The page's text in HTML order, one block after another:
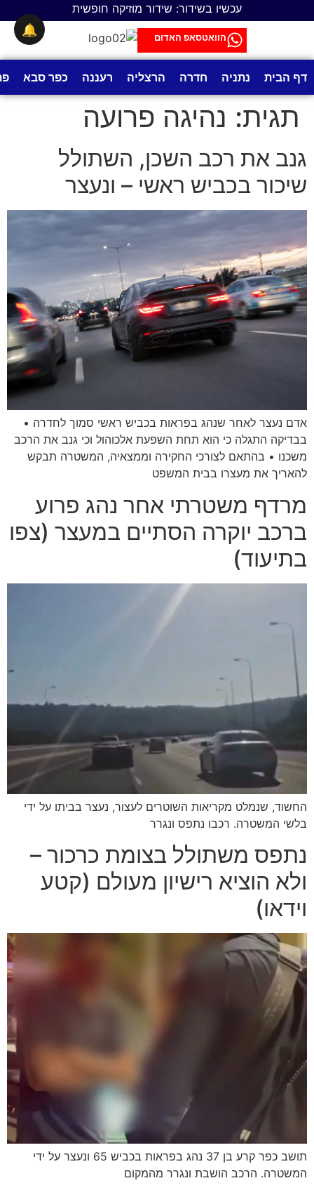
עכשיו בשידור: שידור מוזיקה חופשית
הוואטסאפ האדום
דף הבית נתניה חדרה הרצליה רעננה כפר סבא
תגית: נהיגה פרועה
גנב את רכב השכן, השתולל
שיכור בכביש ראשי – ונעצר
אדם נעצר לאחר שנהג בפראות בכביש ראשי סמוך לחדרה •
בבדיקה התגלה כי הוא תחת השפעת אלכוהול וכי גנב את הרכב
משכנו • בהתאם לצורכי החקירה וממצאיה, המשטרה תבקש
להאריך את מעצרו בבית המשפט
מרדף משטרתי אחר נהג פרוע
ברכב יוקרה הסתיים במעצר (צפו
בתיעוד)
החשוד, שנמלט מקריאות השוטרים לעצור, נעצר בביתו על ידי
בלשי המשטרה. רכבו נתפס ונגרר
נתפס משתולל בצומת כרכור –
ולא הוציא רישיון מעולם (קטע
וידאו)
תושב כפר קרע בן 37 נהג בפראות בכביש 65 ונעצר על ידי
המשטרה. הרכב הושבת ונגרר מהמקום
🔔